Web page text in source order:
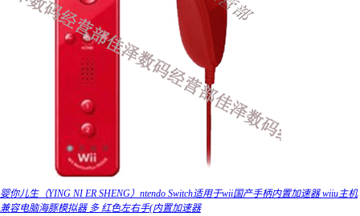
婴你儿生（YING NI ER SHENG）ntendo Switch适用于wii国产手柄内置加速器 wiiu主机
兼容电脑海豚模拟器 多 红色左右手(内置加速器